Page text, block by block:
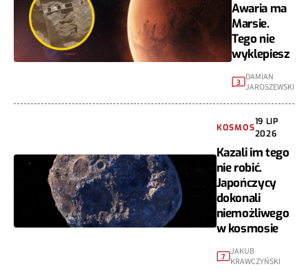
Awaria ma
Marsie.
Tego nie
wyklepiesz
3
DAMIAN
JAROSZEWSKI
KOSMOS
19 LIP
2026
Kazali im tego
nie robić.
Japończycy
dokonali
niemożliwego
w kosmosie
7 JAKUB
KRAWCZYŃSKI